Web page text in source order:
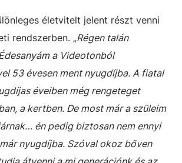
életvitelt jelent részt venni
rendszerben. „Régen talán
a Videotonból
53 évesen ment nyugdíjba. A fiatal
éveiben még rengeteget
a kertben. De most már a szüleim
én pedig biztosan nem ennyi
nyugdíjba. Szóval okoz bőven